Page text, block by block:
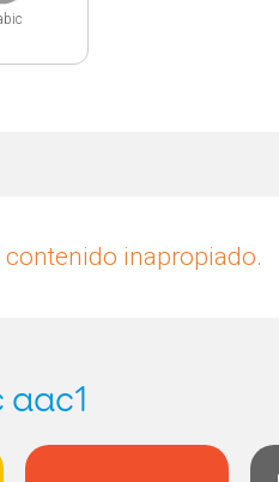
inapropiado.
aac1